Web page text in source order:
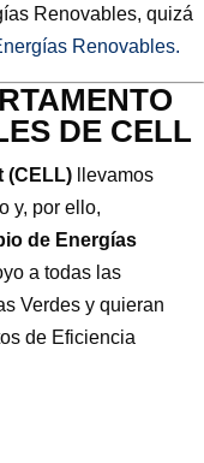
Renovables, quizá
Renovables.
DE CELL
(CELL) llevamos
y, por ello,
de Energías
a todas las
Verdes y quieran
de Eficiencia